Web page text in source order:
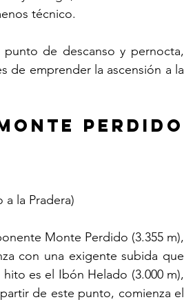
técnico.
punto de descanso y pernocta,
de emprender la ascensión a la
Perdido
a la Pradera)
Monte Perdido (3.355 m),
con una exigente subida que
es el Ibón Helado (3.000 m),
de este punto, comienza el